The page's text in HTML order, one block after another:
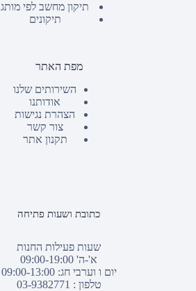
תיקון מחשב לפי מותג
תיקונים
מפת האתר
השירותים שלנו
אודותנו
הצהרת נגישות
צור קשר
תקנון אתר
כתובת ושעות פתיחה
שעות פעילות החנות
א'-ה' 09:00-19:00
יום ו וערבי חג: 09:00-13:00
טלפון : 03-9382771